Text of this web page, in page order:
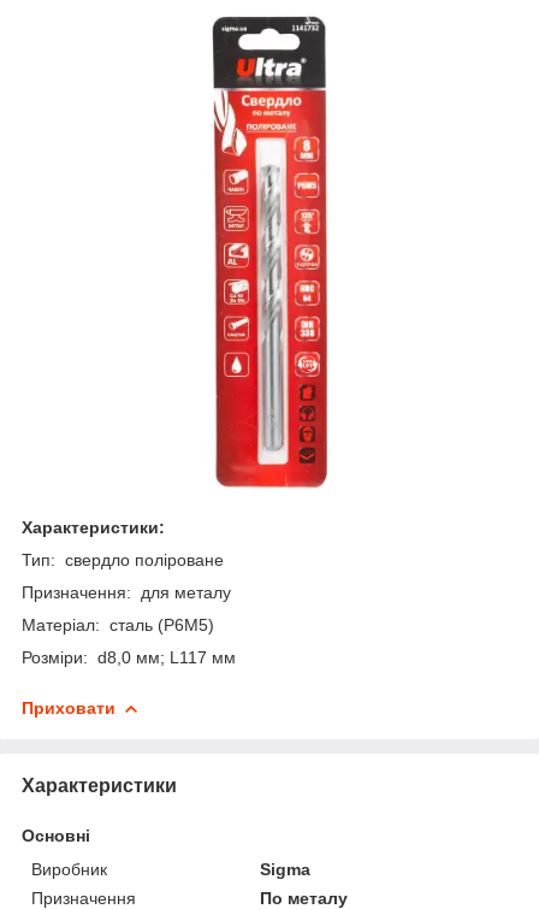
Характеристики:
Тип: свердло поліроване
Призначення: для металу
Матеріал: сталь (P6M5)
Розміри: d8,0 мм; L117 мм
Приховати
Характеристики
Основні
Виробник
Sigma
Призначення
По металу